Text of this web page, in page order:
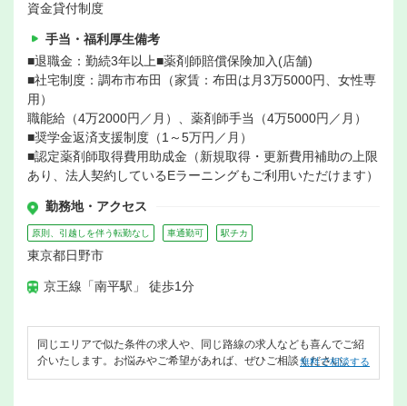
資金貸付制度
手当・福利厚生備考
■退職金：勤続3年以上■薬剤師賠償保険加入(店舗)
■社宅制度：調布市布田（家賃：布田は月3万5000円、女性専
用）
職能給（4万2000円／月）、薬剤師手当（4万5000円／月）
■奨学金返済支援制度（1～5万円／月）
■認定薬剤師取得費用助成金（新規取得・更新費用補助の上限
あり、法人契約しているEラーニングもご利用いただけます）
勤務地・アクセス
原則、引越しを伴う転勤なし 車通勤可 駅チカ
東京都日野市
京王線「南平駅」 徒歩1分
同じエリアで似た条件の求人や、同じ路線の求人なども喜んでご紹
介いたします。お悩みやご希望があれば、ぜひご相談ください。
無料で相談する